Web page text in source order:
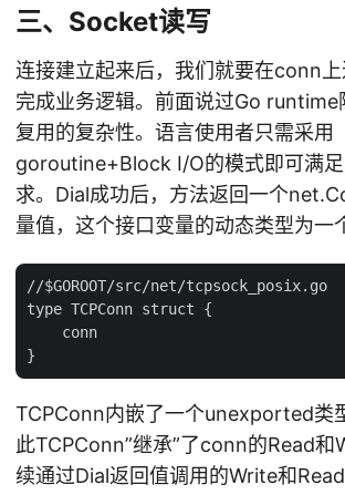
三、Socket读写
连接建立起来后，我们就要在conn
完成业务逻辑。前面说过Go runtime
复用的复杂性。语言使用者只需采用
goroutine+Block I/O的模式即可满
求。Dial成功后，方法返回一个
量值，这个接口变量的动态类型为一
//$GOROOT/src/net/tcpsock_posix.go
type TCPConn struct {
    conn
TCPConn内嵌了一个unexported类
此TCPConn”继承”了conn的Read和
续通过Dial返回值调用的Write和